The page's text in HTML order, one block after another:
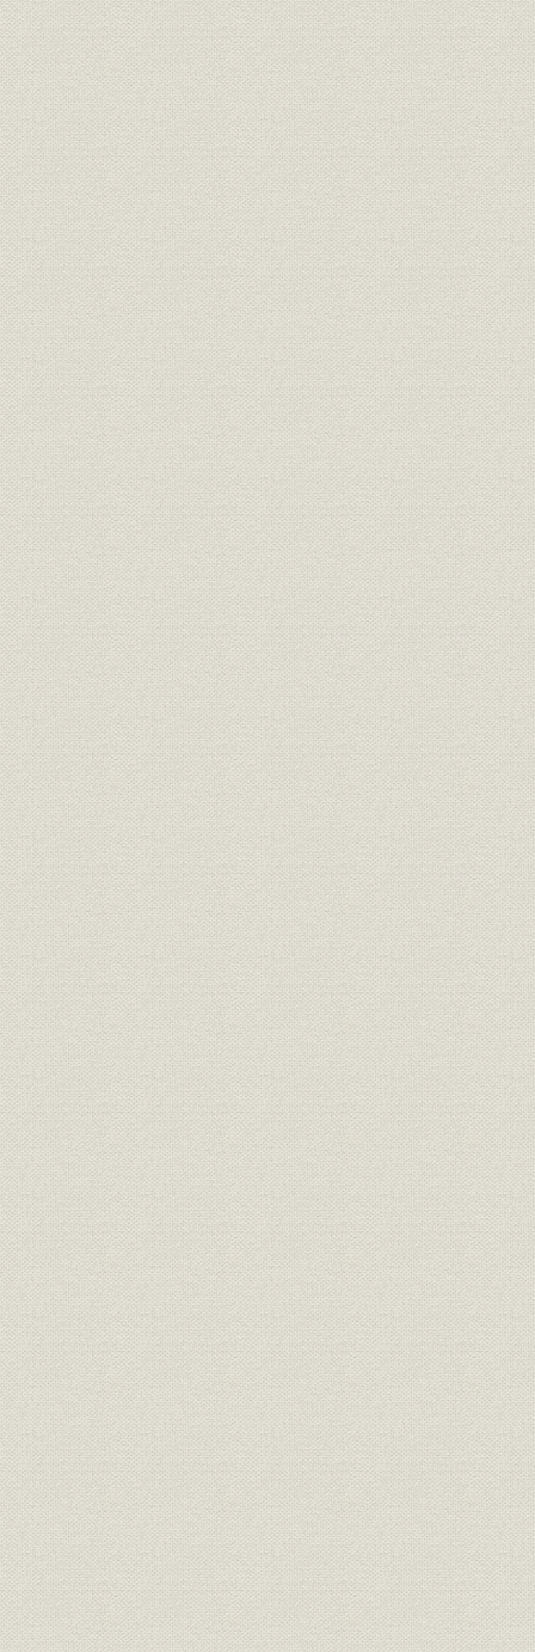
第4章 鉄構
第1節 橋梁
第2節 鉄骨
第3節 鉄塔その他
第4節 鉄管
第5節 タンク類
第5章 蒸気往復機関および蒸気タービン
第1節 蒸気往復機関
第2節 蒸気タービン
第6章 ディーゼル機関
第1節 初期の製作
第2節 ラ式ディーゼル機関
第3節 海軍制式ディーゼル機関
第4節 マン型ディーゼル機関その他
第5節 製作技術の変遷
第7章 ボイラ
第1節 舶用ボイラ
第2節 機関車用ボイラ
第3節 ラモント・ボイラその他
第4節 製作技術の変遷
第8章 機器・機械装置
第1節 舵取装置・ウインチおよびウインドラス
第2節 ポンプ
第3節 通風機・送風機・空気圧縮機
第4節 造水装置
第5節 冷却装置・空気調和装置
第6節 化学工業用反応炉・高圧筒その他
第7節 製鉄用機器
第8節 セメント製造用機器
第9節 その他
第9章 陸舶用電気機器
第1節 発電機
第2節 電動機